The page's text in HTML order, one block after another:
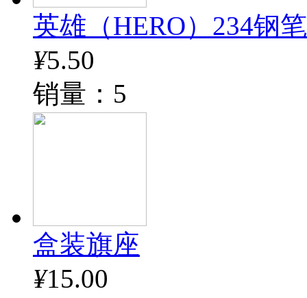
英雄（HERO）234钢
¥5.50
销量：5
盒装旗座
¥15.00